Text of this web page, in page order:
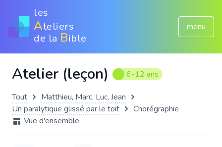
les
Ateliers
de la Bible
menu
Atelier (leçon) 6-12 ans
Tout
Matthieu, Marc, Luc, Jean
Un paralytique glissé par le toit
Chorégraphie
Vue d'ensemble